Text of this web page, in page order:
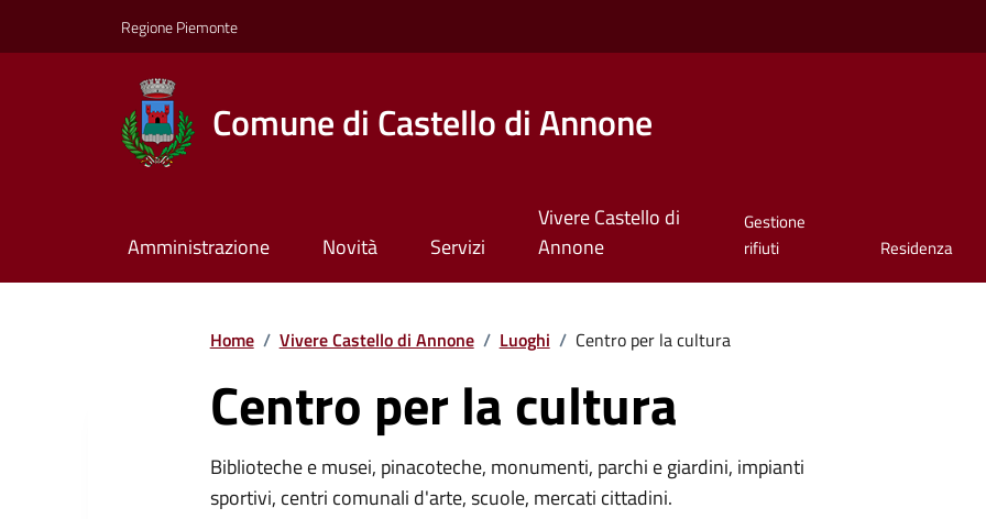
Regione Piemonte
Comune di Castello di Annone
Amministrazione Novità Servizi
Vivere Castello di
Annone
Gestione
rifiuti
Residenza
Home / Vivere Castello di Annone / Luoghi / Centro per la cultura
Centro per la cultura
Biblioteche e musei, pinacoteche, monumenti, parchi e giardini, impianti
sportivi, centri comunali d'arte, scuole, mercati cittadini.